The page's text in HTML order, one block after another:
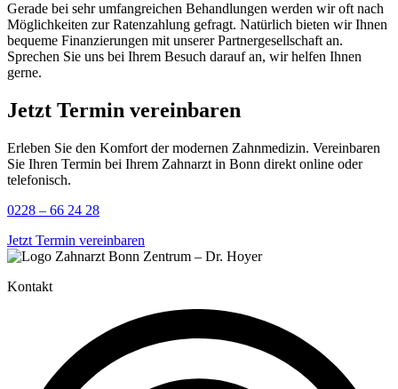
Gerade bei sehr umfangreichen Behandlungen werden wir oft nach
Möglichkeiten zur Ratenzahlung gefragt. Natürlich bieten wir Ihnen
bequeme Finanzierungen mit unserer Partnergesellschaft an.
Sprechen Sie uns bei Ihrem Besuch darauf an, wir helfen Ihnen
gerne.
Jetzt Termin vereinbaren
Erleben Sie den Komfort der modernen Zahnmedizin. Vereinbaren
Sie Ihren Termin bei Ihrem Zahnarzt in Bonn direkt online oder
telefonisch.
0228 – 66 24 28
Jetzt Termin vereinbaren
Kontakt